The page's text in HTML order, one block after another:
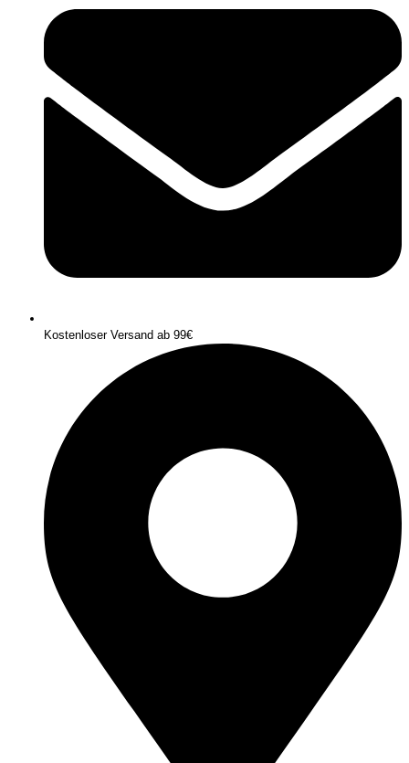
Kostenloser Versand ab 99€